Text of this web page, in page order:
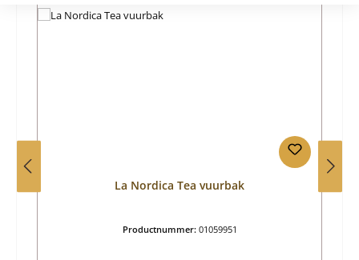
La Nordica Tea vuurbak
Productnummer: 01059951